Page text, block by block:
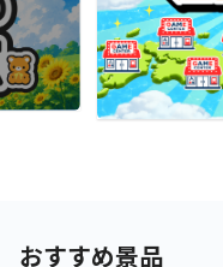
おすすめ景品